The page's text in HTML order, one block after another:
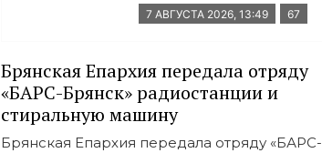
7 АВГУСТА 2026, 13:49 67
Брянская Епархия передала отряду
«БАРС-Брянск» радиостанции и
стиральную машину
Брянская Епархия передала отряду «БАРС-